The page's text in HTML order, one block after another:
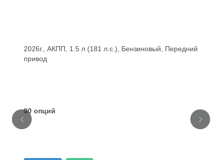
2026г., АКПП, 1.5 л (181 л.с.), Бензиновый, Передний
привод
90 опций